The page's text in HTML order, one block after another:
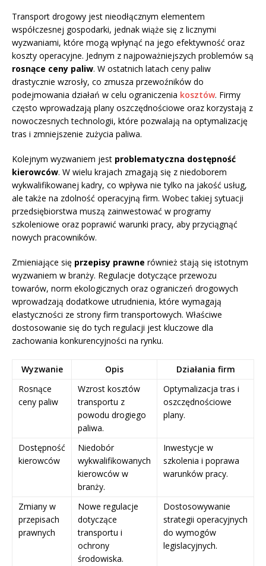
Transport drogowy jest nieodłącznym elementem
współczesnej gospodarki, jednak wiąże się z licznymi
wyzwaniami, które mogą wpłynąć na jego efektywność oraz
koszty operacyjne. Jednym z najpoważniejszych problemów są
rosnące ceny paliw. W ostatnich latach ceny paliw
drastycznie wzrosły, co zmusza przewoźników do
podejmowania działań w celu ograniczenia kosztów. Firmy
często wprowadzają plany oszczędnościowe oraz korzystają z
nowoczesnych technologii, które pozwalają na optymalizację
tras i zmniejszenie zużycia paliwa.
Kolejnym wyzwaniem jest problematyczna dostępność
kierowców. W wielu krajach zmagają się z niedoborem
wykwalifikowanej kadry, co wpływa nie tylko na jakość usług,
ale także na zdolność operacyjną firm. Wobec takiej sytuacji
przedsiębiorstwa muszą zainwestować w programy
szkoleniowe oraz poprawić warunki pracy, aby przyciągnąć
nowych pracowników.
Zmieniające się przepisy prawne również stają się istotnym
wyzwaniem w branży. Regulacje dotyczące przewozu
towarów, norm ekologicznych oraz ograniczeń drogowych
wprowadzają dodatkowe utrudnienia, które wymagają
elastyczności ze strony firm transportowych. Właściwe
dostosowanie się do tych regulacji jest kluczowe dla
zachowania konkurencyjności na rynku.
Wyzwanie Opis
Działania firm
Rosnące
ceny paliw
Wzrost kosztów
transportu z
powodu drogiego
paliwa.
Optymalizacja tras i
oszczędnościowe
plany.
Dostępność
kierowców
Niedobór
wykwalifikowanych
kierowców w
branży.
Inwestycje w
szkolenia i poprawa
warunków pracy.
Zmiany w
przepisach
prawnych
Nowe regulacje
dotyczące
transportu i
ochrony
środowiska.
Dostosowywanie
strategii operacyjnych
do wymogów
legislacyjnych.